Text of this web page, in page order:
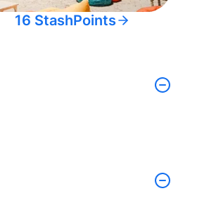
16 StashPoints